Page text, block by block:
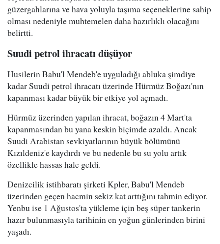
güzergahlarına ve hava yoluyla taşıma seçeneklerine sahip
olması nedeniyle muhtemelen daha hazırlıklı olacağını
belirtti.
Suudi petrol ihracatı düşüyor
Husilerin Babu'l Mendeb'e uyguladığı abluka şimdiye
kadar Suudi petrol ihracatı üzerinde Hürmüz Boğazı'nın
kapanması kadar büyük bir etkiye yol açmadı.
Hürmüz üzerinden yapılan ihracat, boğazın 4 Mart'ta
kapanmasından bu yana keskin biçimde azaldı. Ancak
Suudi Arabistan sevkiyatlarının büyük bölümünü
Kızıldeniz'e kaydırdı ve bu nedenle bu su yolu artık
özellikle hassas hale geldi.
Denizcilik istihbaratı şirketi Kpler, Babu'l Mendeb
üzerinden geçen hacmin sekiz kat arttığını tahmin ediyor.
Yenbu ise 1 Ağustos'ta yükleme için beş süper tankerin
hazır bulunmasıyla tarihinin en yoğun günlerinden birini
yaşadı.